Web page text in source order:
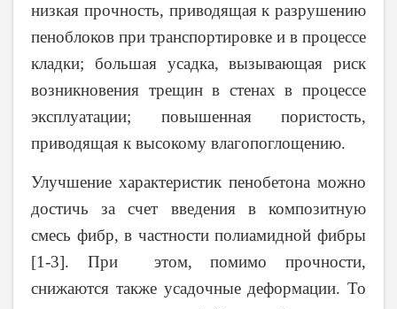
низкая прочность, приводящая к разрушению
пеноблоков при транспортировке и в процессе
кладки; большая усадка, вызывающая риск
возникновения трещин в стенах в процессе
эксплуатации; повышенная пористость,
приводящая к высокому влагопоглощению.
Улучшение характеристик пенобетона можно
достичь за счет введения в композитную
смесь фибр, в частности полиамидной фибры
[1-3]. При этом, помимо прочности,
снижаются также усадочные деформации. То